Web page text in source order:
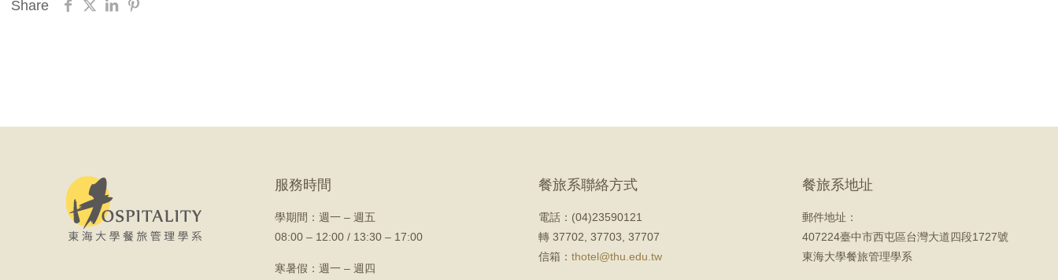
Share
服務時間
學期間： 週一 – 週五
08:00 – 12:00 / 13:30 – 17:00
寒暑假：週一 – 週四
餐旅系聯絡方式
電話：(04)23590121
轉 37702, 37703, 37707
信箱： thotel@thu.edu.tw
餐旅系地址
郵件地址：
407224臺中市西屯區台灣大道四段1727號
東海大學餐旅管理學系